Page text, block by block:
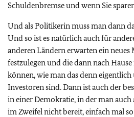
Schuldenbremse und wenn Sie
Und als Politikerin muss man dann
Und so ist es natürlich auch für
anderen Ländern erwarten ein
festzulegen und die dann nach
können, wie man das denn
Investoren sind. Dann ist auch der
in einer Demokratie, in der man
im Zweifel nicht bereit, einfach mal